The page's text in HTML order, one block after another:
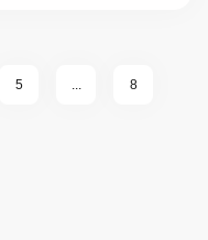
Lapa
5 ... Lapa
8